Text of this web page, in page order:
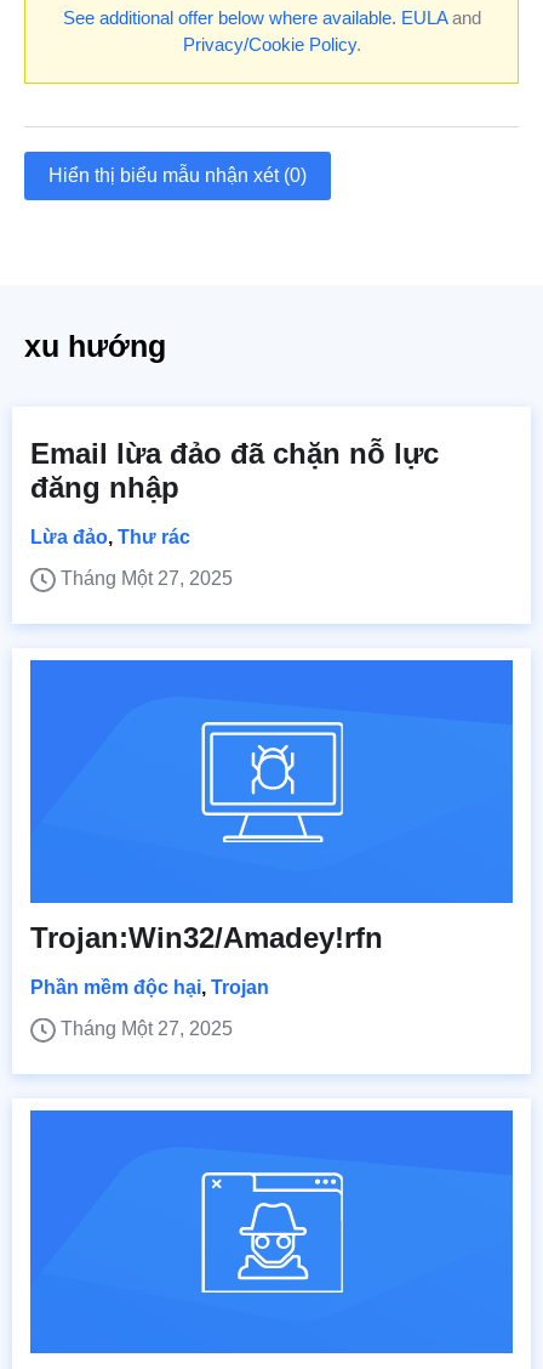
See additional offer below where available. EULAand
Privacy/Cookie Policy.
Hiển thị biểu mẫu nhận xét (0)
xu hướng
Email lừa đảo đã chặn nỗ lực
đăng nhập
Lừa đảo, Thư rác
Tháng Một 27, 2025
Trojan:Win32/Amadey!rfn
Phần mềm độc hại, Trojan
Tháng Một 27, 2025